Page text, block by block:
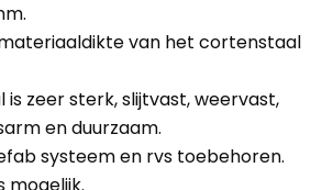
van het cortenstaal
zeer sterk, slijtvast, weervast,
en duurzaam.
systeem en rvs toebehoren.